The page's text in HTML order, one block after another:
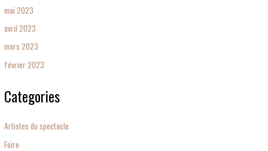
mai 2023
avril 2023
mars 2023
février 2023
Categories
Artistes du spectacle
Foire